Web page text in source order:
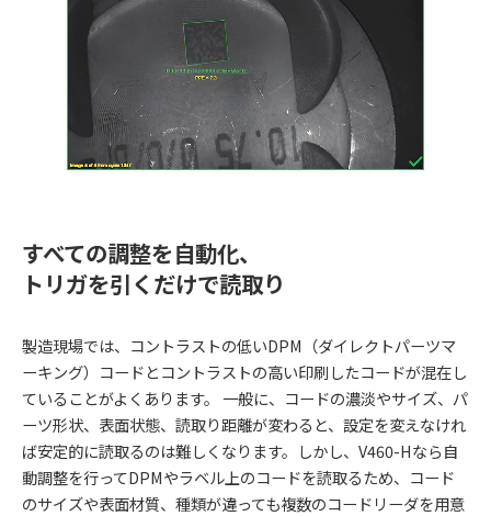
すべての調整を自動化、
トリガを引くだけで読取り
製造現場では、コントラストの低いDPM（ダイレクトパーツマ
ーキング）コードとコントラストの高い印刷したコードが混在し
ていることがよくあります。 一般に、コードの濃淡やサイズ、パ
ーツ形状、表面状態、読取り距離が変わると、設定を変えなけれ
ば安定的に読取るのは難しくなります。しかし、V460-Hなら自
動調整を行ってDPMやラベル上のコードを読取るため、コード
のサイズや表面材質、種類が違っても複数のコードリーダを用意